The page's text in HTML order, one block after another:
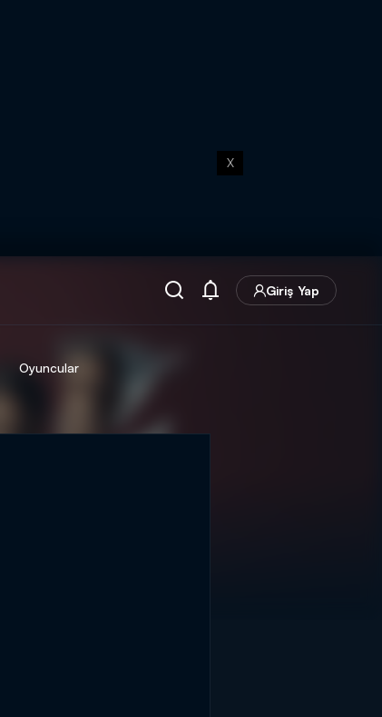
X
Giriş Yap
Oyuncular